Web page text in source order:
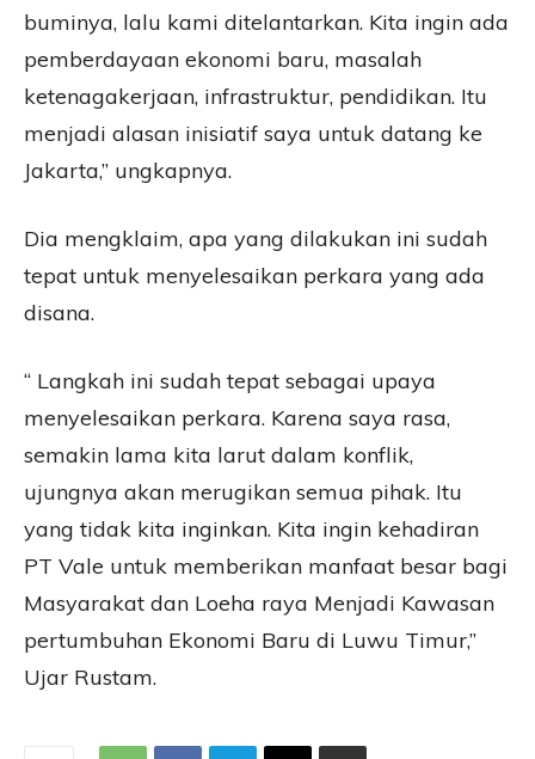
buminya, lalu kami ditelantarkan. Kita ingin ada
pemberdayaan ekonomi baru, masalah
ketenagakerjaan, infrastruktur, pendidikan. Itu
menjadi alasan inisiatif saya untuk datang ke
Jakarta,” ungkapnya.
Dia mengklaim, apa yang dilakukan ini sudah
tepat untuk menyelesaikan perkara yang ada
disana.
“ Langkah ini sudah tepat sebagai upaya
menyelesaikan perkara. Karena saya rasa,
semakin lama kita larut dalam konflik,
ujungnya akan merugikan semua pihak. Itu
yang tidak kita inginkan. Kita ingin kehadiran
PT Vale untuk memberikan manfaat besar bagi
Masyarakat dan Loeha raya Menjadi Kawasan
pertumbuhan Ekonomi Baru di Luwu Timur,”
Ujar Rustam.